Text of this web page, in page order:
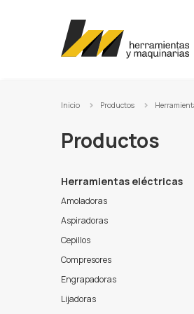
Inicio Productos
Productos
Herramientas eléctricas
Amoladoras
Aspiradoras
Cepillos
Compresores
Engrapadoras
Lijadoras